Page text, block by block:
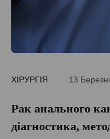
ХІРУРГІЯ 13
Рак анального
діагностика,